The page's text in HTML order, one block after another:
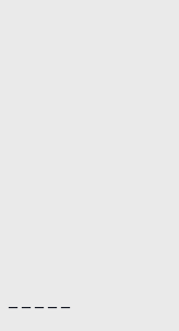
– – – – –